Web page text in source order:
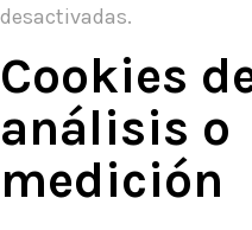
desactivadas.
Cookies
análisis o
medición